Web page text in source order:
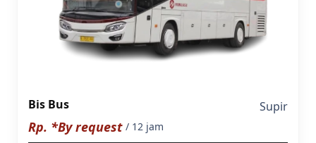
Bis Bus Supir
Rp. *By request / 12 jam